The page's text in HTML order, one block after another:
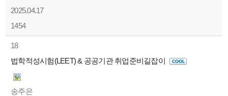
2025.04.17
1454
18
법학적성시험(LEET) & 공공기관 취업준비길잡이
송주은